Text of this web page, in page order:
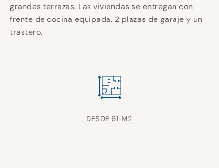
grandes terrazas. Las viviendas se entregan con
frente de cocina equipada, 2 plazas de garaje y un
trastero.
DESDE 61 M2